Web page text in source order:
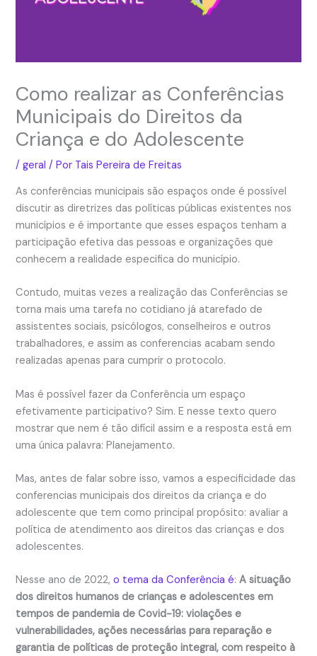
Como realizar as Conferências
Municipais do Direitos da
Criança e do Adolescente
/geral / Por Tais Pereira de Freitas
As conferências municipais são espaços onde é possível
discutir as diretrizes das políticas públicas existentes nos
municípios e é importante que esses espaços tenham a
participação efetiva das pessoas e organizações que
conhecem a realidade especifica do município.
Contudo, muitas vezes a realização das Conferências se
torna mais uma tarefa no cotidiano já atarefado de
assistentes sociais, psicólogos, conselheiros e outros
trabalhadores, e assim as conferencias acabam sendo
realizadas apenas para cumprir o protocolo.
Mas é possível fazer da Conferência um espaço
efetivamente participativo? Sim. E nesse texto quero
mostrar que nem é tão difícil assim e a resposta está em
uma única palavra: Planejamento.
Mas, antes de falar sobre isso, vamos a especificidade das
conferencias municipais dos direitos da criança e do
adolescente que tem como principal propósito: avaliar a
política de atendimento aos direitos das crianças e dos
adolescentes.
Nesse ano de 2022,o tema da Conferência é:A situação
dos direitos humanos de crianças e adolescentes em
tempos de pandemia de Covid-19: violações e
vulnerabilidades, ações necessárias para reparação e
garantia de políticas de proteção integral, com respeito à